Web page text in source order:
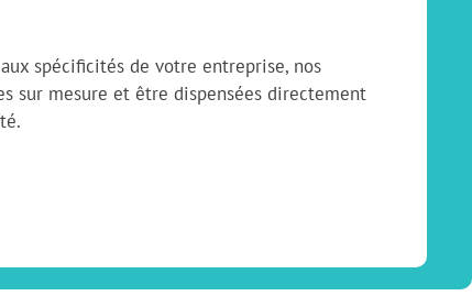
spécificités de votre entreprise, nos
sur mesure et être dispensées directement